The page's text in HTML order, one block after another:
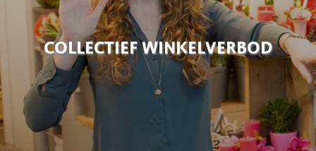
COLLECTIEF WINKELVERBOD